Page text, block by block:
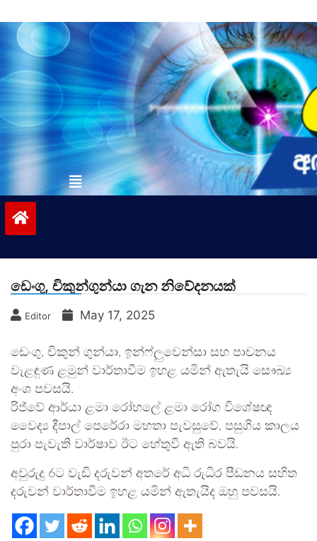
to
contentvinivida.lk
ඩෙංගු, චිකුන්ගුන්යා ගැන නිවේදනයක්
Editor May 17, 2025
ඩෙංගු, චිකුන් ගුන්යා, ඉන්ෆ්ලුවෙන්සා සහ පාචනය
වැළඳුණ ළමුන් වාර්තාවීම ඉහළ යමින් ඇතැයි සෞඛ්‍ය
අංශ පවසයි.
රිජ්වේ ආර්යා ළමා රෝහලේ ළමා රෝග විශේෂඥ
වෛද්‍ය දීපාල් පෙරේරා මහතා පැවසුවේ, පසුගිය කාලය
පුරා පැවැති වාර්ෂාව ඊට හේතුවී ඇති බවයි.
අවුරුදු 6ට වැඩි දරුවන් අතරේ අධි රුධිර පීඩනය සහිත
දරුවන් වාර්තාවීම ඉහළ යමින් ඇතැයිද ඔහු පවසයි.